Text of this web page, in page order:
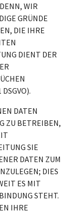
WIR
GRÜNDE
DIE IHRE
DIENT DER
DATEN
ZU BETREIBEN,
SIE
DATEN ZUM
DIES
ES MIT
STEHT.
IHRE